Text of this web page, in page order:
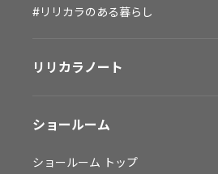
採用情報
#リリカラのある暮らし
リリカラノート
ショールーム
ショールーム トップ